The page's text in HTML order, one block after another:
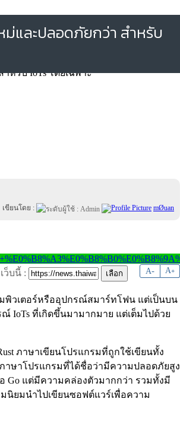
ม่และปลอดภัยกว่า สำหรับ
เขียนโดย :
mØuan
A- A+
ว็บนี้ :
พิวเตอร์หรืออุปกรณ์สมาร์ทโฟน แต่เป็นบน
IoTs ที่เกิดขึ้นมามากมาย แต่เต็มไปด้วย
ภาษาเขียนโปรแกรมที่ถูกใช้เขียนทั้ง
นภาษาโปรแกรมที่ได้ชื่อว่ามีความปลอดภัยสูง
รือ Go แต่มีความคล่องตัวมากกว่า รวมทั้งมี
นิยมนำไปเขียนซอฟต์แวร์เพื่อความ